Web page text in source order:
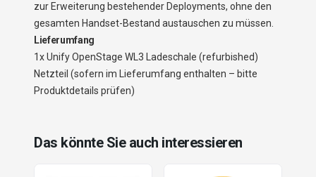
zur Erweiterung bestehender Deployments, ohne den
gesamten Handset-Bestand austauschen zu müssen.
Lieferumfang
1x Unify OpenStage WL3 Ladeschale (refurbished)
Netzteil (sofern im Lieferumfang enthalten – bitte
Produktdetails prüfen)
Das könnte Sie auch interessieren